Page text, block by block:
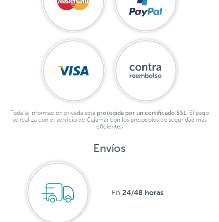
Toda la información privada está protegida por un certificado SSL. El pago
se realiza con el servicio de Cajamar con los protocolos de seguridad más
eficientes
Envíos
En 24/48 horas